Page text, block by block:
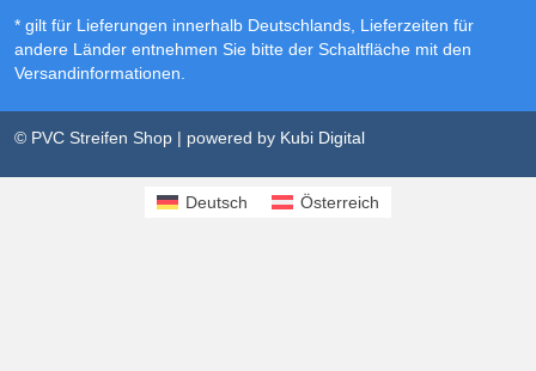
* gilt für Lieferungen innerhalb Deutschlands, Lieferzeiten für
andere Länder entnehmen Sie bitte der Schaltfläche mit den
Versandinformationen
© PVC Streifen Shop | powered by Kubi Digital
Deutsch Österreich